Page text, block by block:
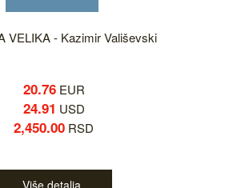
VELIKA - Kazimir Vališevski
20.76EUR
24.91 USD
2,450.00 RSD